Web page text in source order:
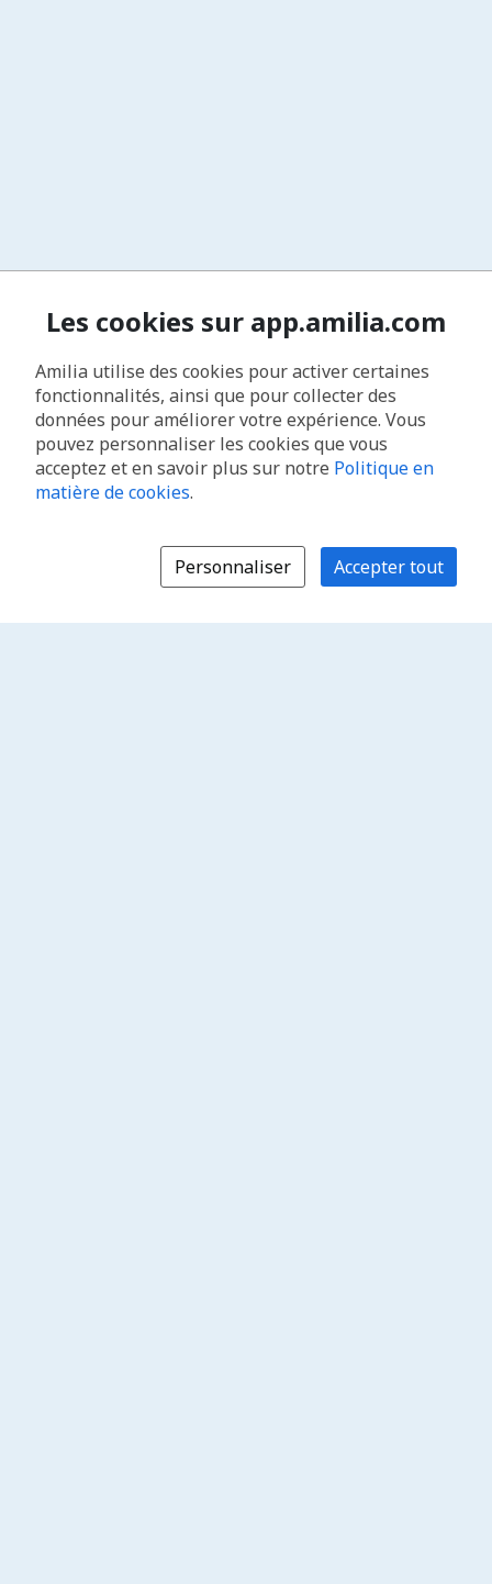
Les cookies sur app.amilia.com
Amilia utilise des cookies pour activer certaines
fonctionnalités, ainsi que pour collecter des
données pour améliorer votre expérience. Vous
pouvez personnaliser les cookies que vous
acceptez et en savoir plus sur notre Politique en
matière de cookies.
Personnaliser Accepter tout